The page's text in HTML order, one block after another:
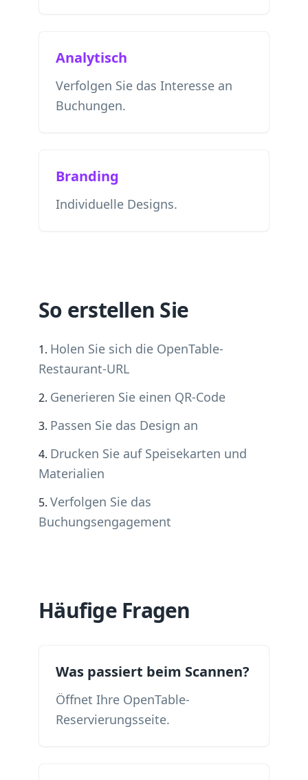
Analytisch
Verfolgen Sie das Interesse an
Buchungen.
Branding
Individuelle Designs.
So erstellen Sie
Holen Sie sich die OpenTable-
Restaurant-URL
Generieren Sie einen QR-Code
Passen Sie das Design an
Drucken Sie auf Speisekarten und
Materialien
Verfolgen Sie das
Buchungsengagement
Häufige Fragen
Was passiert beim Scannen?
Öffnet Ihre OpenTable-
Reservierungsseite.